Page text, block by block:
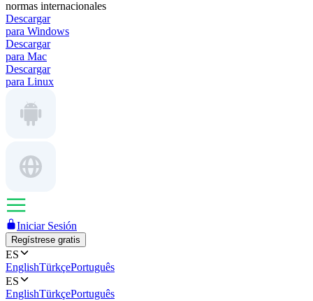
normas internacionales
Descargar
para Windows
Descargar
para Mac
Descargar
para Linux
Iniciar Sesión
Regístrese gratis
ES
EnglishTürkçePortuguês
ES
EnglishTürkçePortuguês